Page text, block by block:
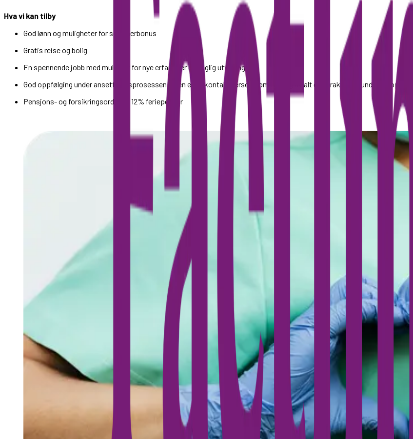
Hva vi kan tilby
God lønn og muligheter for sommerbonus
Gratis reise og bolig
En spennende jobb med mulighet for nye erfaringer og faglig utvikling
God oppfølging under ansettelsesprosessen og en egen kontaktperson som tar seg av alt det praktiske rundt ditt opphold
Pensjons- og forsikringsordning, 12% feriepenger